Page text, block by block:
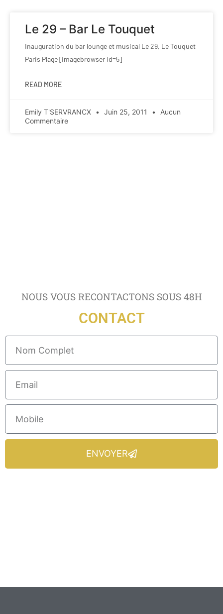
Le 29 – Bar Le Touquet
Inauguration du bar lounge et musical Le 29, Le Touquet
Paris Plage [imagebrowser id=5]
READ MORE
Emily T'SERVRANCX Juin 25, 2011
Aucun
Commentaire
NOUS VOUS RECONTACTONS SOUS 48H
CONTACT
ENVOYER